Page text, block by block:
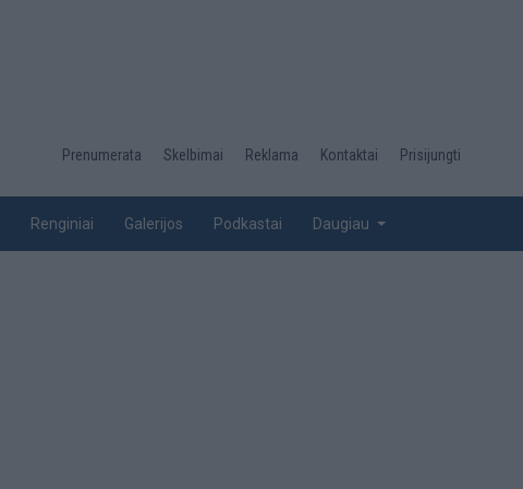
Desktop
top
Prenumerata Skelbimai Reklama Kontaktai Prisijungti
Renginiai Galerijos Podkastai Daugiau